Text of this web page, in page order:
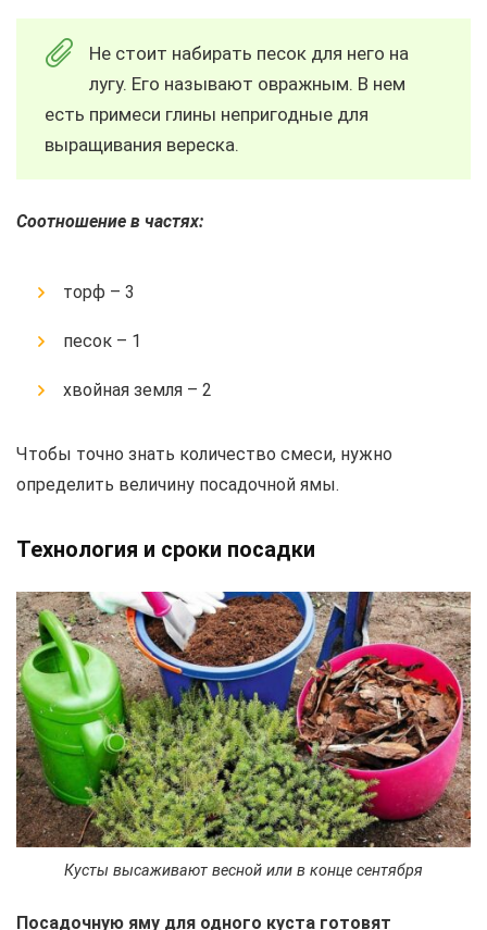
Не стоит набирать песок для него на
лугу. Его называют овражным. В нем
есть примеси глины непригодные для
выращивания вереска.
Соотношение в частях:
торф – 3
песок – 1
хвойная земля – 2
Чтобы точно знать количество смеси, нужно
определить величину посадочной ямы.
Технология и сроки посадки
Кусты высаживают весной или в конце сентября
Посадочную яму для одного куста готовят